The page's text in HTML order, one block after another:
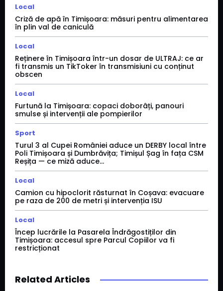
Local
Criză de apă în Timișoara: măsuri pentru alimentarea
în plin val de caniculă
Local
Reținere în Timișoara într-un dosar de ULTRAJ: ce ar
fi transmis un TikToker în transmisiuni cu conținut
obscen
Local
Furtună la Timișoara: copaci doborâți, panouri
smulse și intervenții ale pompierilor
Sport
Turul 3 al Cupei României aduce un DERBY local între
Poli Timișoara și Dumbrăvița; Timișul Șag în fața CSM
Reșița — ce miză aduce...
Local
Camion cu hipoclorit răsturnat în Coșava: evacuare
pe raza de 200 de metri și intervenția ISU
Local
Încep lucrările la Pasarela Îndrăgostiților din
Timișoara: accesul spre Parcul Copiilor va fi
restricționat
Related Articles